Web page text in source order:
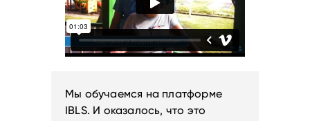
Мы обучаемся на платформе
IBLS. И оказалось, что это